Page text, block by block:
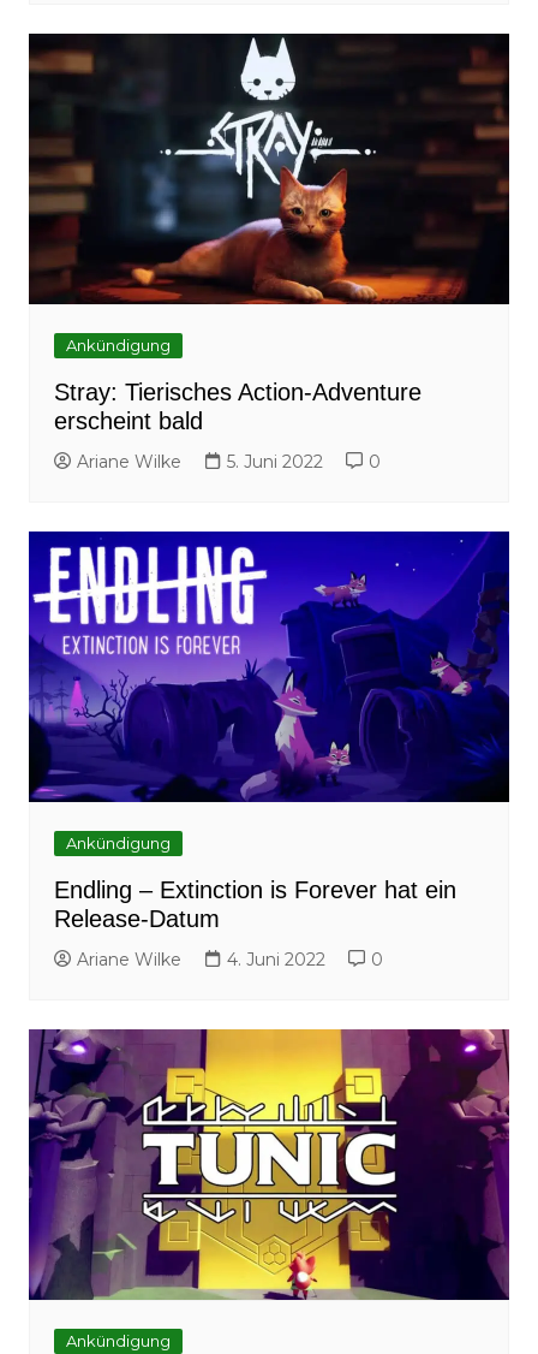
Ankündigung
Stray: Tierisches Action-Adventure
erscheint bald
Ariane Wilke 5. Juni 2022 0
Ankündigung
Endling – Extinction is Forever hat ein
Release-Datum
Ariane Wilke 4. Juni 2022 0
Ankündigung